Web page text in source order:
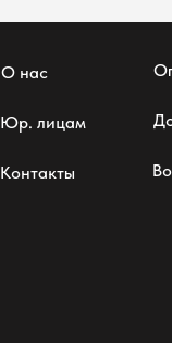
О нас
Юр. лицам
Контакты